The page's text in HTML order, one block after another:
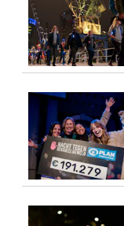
meer
Lees
meer
Lees